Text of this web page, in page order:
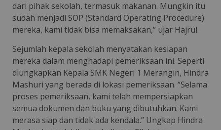
dari pihak sekolah, termasuk makanan. Mungkin itu
sudah menjadi SOP (Standard Operating Procedure)
mereka, kami tidak bisa memaksakan,” ujar Hajrul.
Sejumlah kepala sekolah menyatakan kesiapan
mereka dalam menghadapi pemeriksaan ini. Seperti
diungkapkan Kepala SMK Negeri 1 Merangin, Hindra
Mashuri yang berada di lokasi pemeriksaan. “Selama
proses pemeriksaan, kami telah mempersiapkan
semua dokumen dan buku yang dibutuhkan. Kami
merasa siap dan tidak ada kendala.” Ungkap Hindra